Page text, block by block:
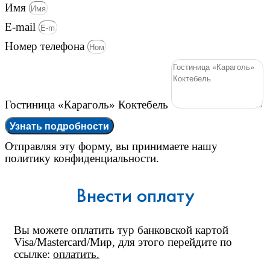
Имя
E-mail
Номер телефона
Гостиница «Караголь» Коктебель
Узнать подробности
Отправляя эту форму, вы принимаете нашу
политику конфиденциальности.
Внести оплату
Вы можете оплатить тур банковской картой
Visa/Mastercard/Мир, для этого перейдите по
ссылке: оплатить.